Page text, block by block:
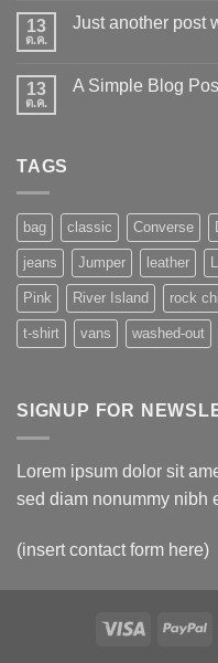
13
ต.ค.
Just another post
13
ต.ค.
A Simple Blog
TAGS
bag classic Converse
jeans Jumper leather
Pink River Island rock
t-shirt vans washed-out
SIGNUP FOR
Lorem ipsum dolor sit
sed diam nonummy nibh
(insert contact form here)